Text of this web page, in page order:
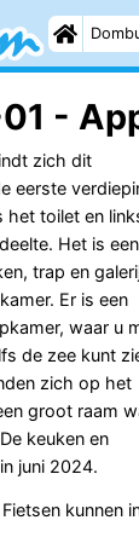
-
zich dit
eerste
het toilet en
Het is een
trap en
Er is een
waar u
de zee kunt
zich op het
groot raam
keuken en
juni 2024.
kunnen